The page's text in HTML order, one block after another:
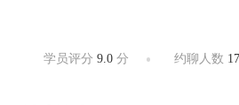
学员评分9.0 分 约聊人数 17